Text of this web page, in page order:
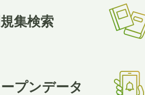
集検索
プンデータ